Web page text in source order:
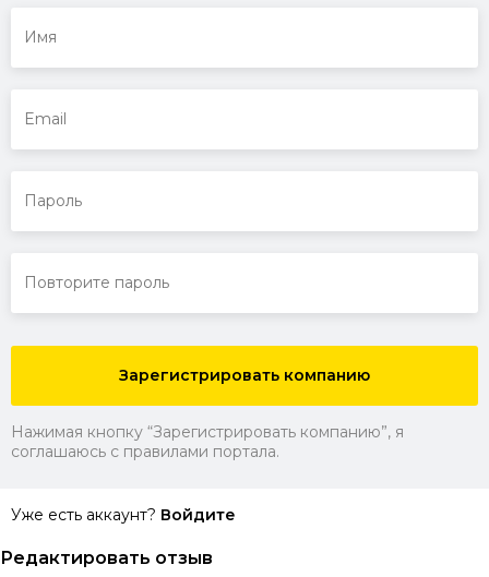
Зарегистрировать компанию
Нажимая кнопку “Зарегистрировать компанию”, я
соглашаюсь с правилами портала.
Уже есть аккаунт? Войдите
Редактировать отзыв